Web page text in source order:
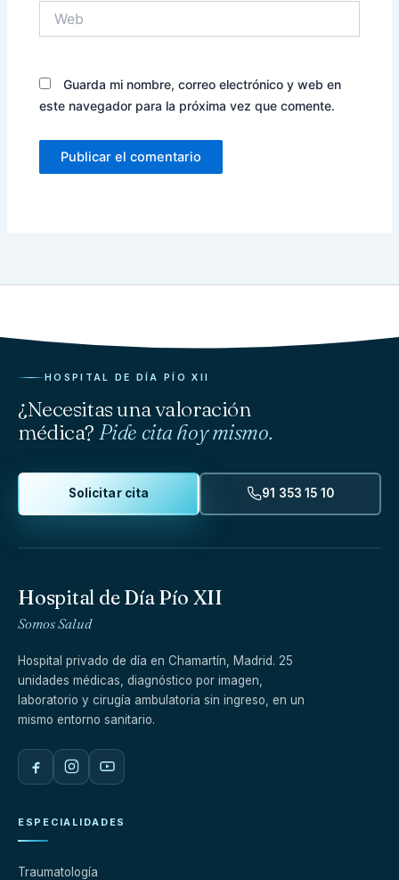
Guarda mi nombre, correo electrónico y web en
este navegador para la próxima vez que comente.
HOSPITAL DE DÍA PÍO XII
¿Necesitas una valoración
médica? Pide cita hoy mismo.
Solicitar cita 91 353 15 10
Hospital de Día Pío XII
Somos Salud
Hospital privado de día en Chamartín, Madrid. 25
unidades médicas, diagnóstico por imagen,
laboratorio y cirugía ambulatoria sin ingreso, en un
mismo entorno sanitario.
ESPECIALIDADES
Traumatología